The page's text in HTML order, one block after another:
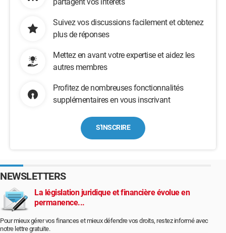
Suivez vos discussions facilement et obtenez
plus de réponses
Mettez en avant votre expertise et aidez les
autres membres
Profitez de nombreuses fonctionnalités
supplémentaires en vous inscrivant
S'INSCRIRE
NEWSLETTERS
La législation juridique et financière évolue en
permanence...
Pour mieux gérer vos finances et mieux défendre vos droits, restez informé avec
notre lettre gratuite.